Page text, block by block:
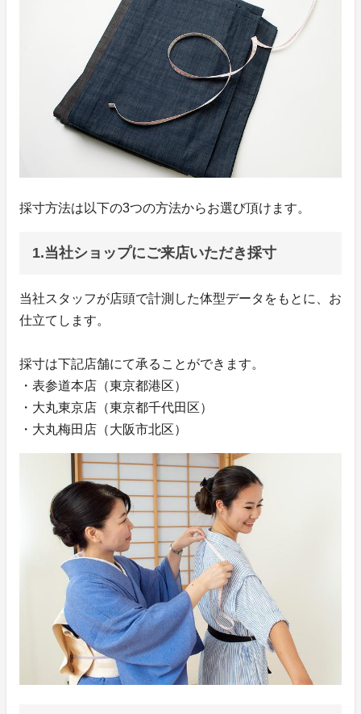
採寸方法は以下の3つの方法からお選び頂けます。
1.当社ショップにご来店いただき採寸
当社スタッフが店頭で計測した体型データをもとに、お
仕立てします。
採寸は下記店舗にて承ることができます。
・表参道本店（東京都港区）
・大丸東京店（東京都千代田区）
・大丸梅田店（大阪市北区）